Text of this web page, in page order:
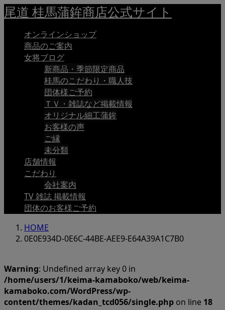
尾道 桂馬蒲鉾商店公式サイト
オンラインショップ
商品のご案内
女将ブログ
新商品・季節限定商品
桂馬のこだわり・職人技
団体様ご予約
ＴＶ・雑誌など掲載情報
オリジナル細工蒲鉾
お客様の声
ご縁
未分類
店舗情報
こだわり
会社案内
TV 雑誌 掲載情報
団体のお客様ご予約
HOME
0E0E934D-0E6C-44BE-AEE9-E64A39A1C7B0
Warning: Undefined array key 0 in
/home/users/1/keima-kamaboko/web/keima-
kamaboko.com/WordPress/wp-
content/themes/kadan_tcd056/single.php on line 18